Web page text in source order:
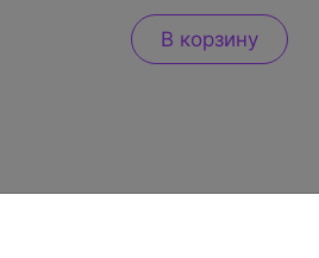
В корзину